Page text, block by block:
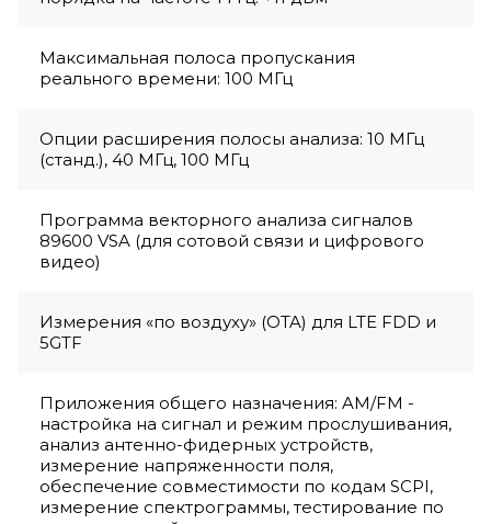
Максимальная полоса пропускания
реального времени: 100 МГц
Опции расширения полосы анализа: 10 МГц
(станд.), 40 МГц, 100 МГц
Программа векторного анализа сигналов
89600 VSA (для сотовой связи и цифрового
видео)
Измерения «по воздуху» (OTA) для LTE FDD и
5GTF
Приложения общего назначения: AM/FM -
настройка на сигнал и режим прослушивания,
анализ антенно-фидерных устройств,
измерение напряженности поля,
обеспечение совместимости по кодам SCPI,
измерение спектрограммы, тестирование по